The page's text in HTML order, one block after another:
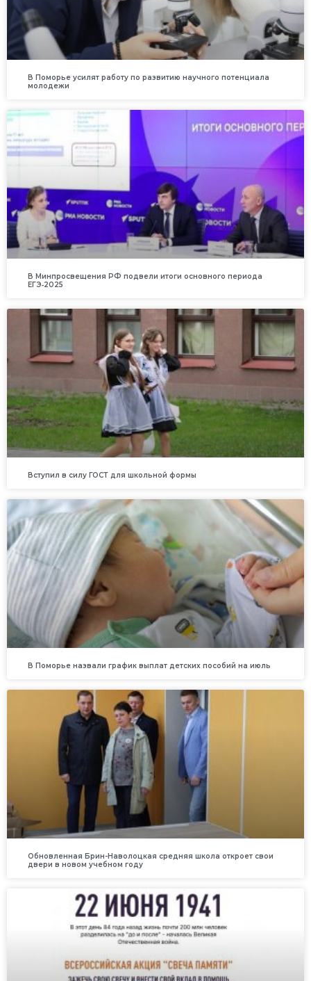
В Поморье усилят работу по развитию научного потенциала
молодежи
В Минпросвещения РФ подвели итоги основного периода
ЕГЭ‑2025
Вступил в силу ГОСТ для школьной формы
В Поморье назвали график выплат детских пособий на июль
Обновленная Брин-Наволоцкая средняя школа откроет свои
двери в новом учебном году